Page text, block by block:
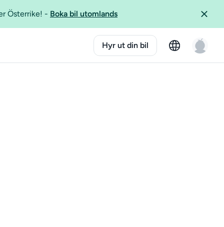
Österrike! - Boka bil utomlands
Hyr ut din bil